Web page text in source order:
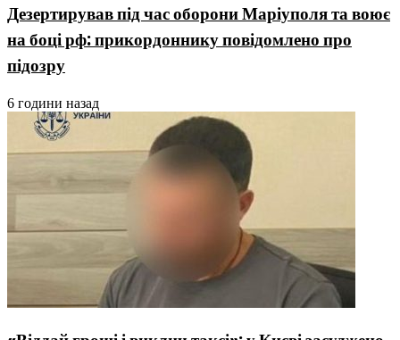
Дезертирував під час оборони Маріуполя та воює
на боці рф: прикордоннику повідомлено про
підозру
6 години назад